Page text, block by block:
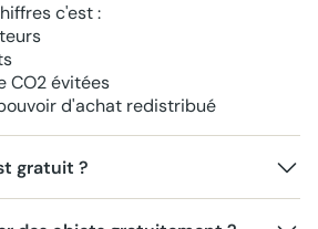
c'est :
CO2 évitées
d'achat redistribué
gratuit ?